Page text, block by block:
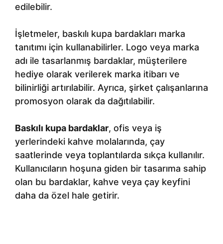
edilebilir.
İşletmeler, baskılı kupa bardakları marka
tanıtımı için kullanabilirler. Logo veya marka
adı ile tasarlanmış bardaklar, müşterilere
hediye olarak verilerek marka itibarı ve
bilinirliği artırılabilir. Ayrıca, şirket çalışanlarına
promosyon olarak da dağıtılabilir.
Baskılı kupa bardaklar, ofis veya iş
yerlerindeki kahve molalarında, çay
saatlerinde veya toplantılarda sıkça kullanılır.
Kullanıcıların hoşuna giden bir tasarıma sahip
olan bu bardaklar, kahve veya çay keyfini
daha da özel hale getirir.